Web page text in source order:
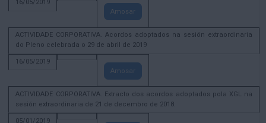
16/05/2019
Amosar
ACTIVIDADE CORPORATIVA. Acordos adoptados na sesión extraordinaria
do Pleno celebrada o 29 de abril de 2019
16/05/2019
Amosar
ACTIVIDADE CORPORATIVA. Extracto dos acordos adoptados pola XGL na
sesión extraordinaria de 21 de decembro de 2018.
05/01/2019